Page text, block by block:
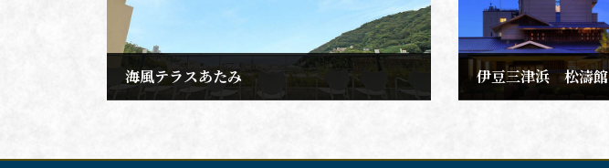
海風テラスあたみ 伊豆三津浜 松濤館